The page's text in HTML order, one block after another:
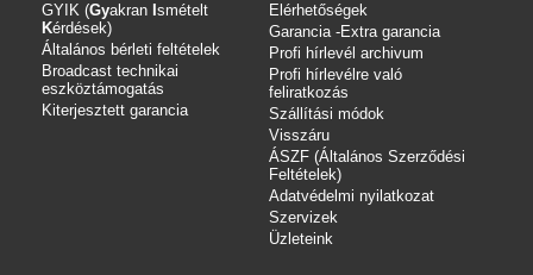
GYIK (Gyakran smételt
Kérdések)
Általános bérleti feltételek
Broadcast technikai
eszköztámogatás
Kiterjesztett garancia
Elérhetőségek
Garancia -Extra garancia
Profi hírlevél archivum
Profi hírlevélre való
feliratkozás
Szállítási módok
Visszáru
ÁSZF (Általános Szerződési
Feltételek)
Adatvédelmi nyilatkozat
Szervizek
Üzleteink